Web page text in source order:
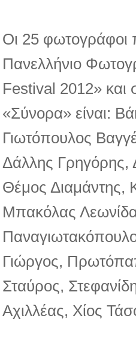
Οι 25 φωτογράφοι
Πανελλήνιο
Festival 2012» και
«Σύνορα» είναι:
Γιωτόπουλος
Δάλλης Γρηγόρης,
Θέμος
Μπακόλας
Γιώργος,
Σταύρος,
Αχιλλέας, Χίος